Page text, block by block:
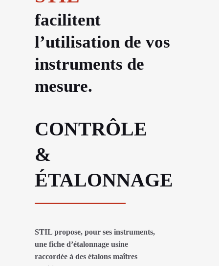
facilitent
l’utilisation de vos
instruments de
mesure.
CONTRÔLE
&
ÉTALONNAGE
STIL propose, pour ses instruments,
une fiche d’étalonnage usine
raccordée à des étalons maîtres